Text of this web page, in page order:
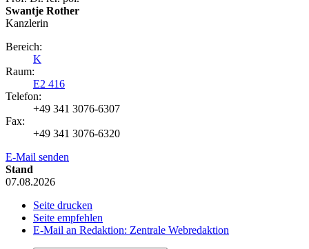
Swantje Rother
Kanzlerin
Bereich:
K
Raum:
E2 416
Telefon:
+49 341 3076-6307
Fax:
+49 341 3076-6320
E-Mail senden
Stand
07.08.2026
Seite drucken
Seite empfehlen
E-Mail an Redaktion: Zentrale Webredaktion